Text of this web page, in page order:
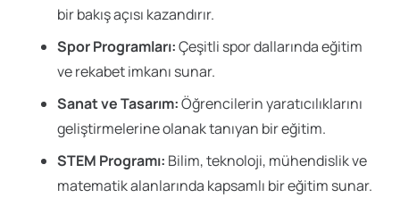
bir bakış açısı kazandırır.
Spor Programları:Çeşitli spor dallarında eğitim
ve rekabet imkanı sunar.
Sanat ve Tasarım:Öğrencilerin yaratıcılıklarını
geliştirmelerine olanak tanıyan bir eğitim.
STEM Programı: Bilim, teknoloji, mühendislik ve
matematik alanlarında kapsamlı bir eğitim sunar.